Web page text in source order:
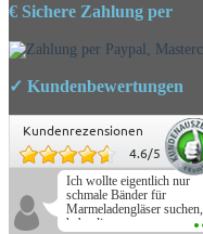
€ Sichere Zahlung per
✓ Kundenbewertungen
Kundenrezensionen
4.6/5
Ich wollte eigentlich nur
schmale Bänder für
Marmeladengläser suchen,
habe die